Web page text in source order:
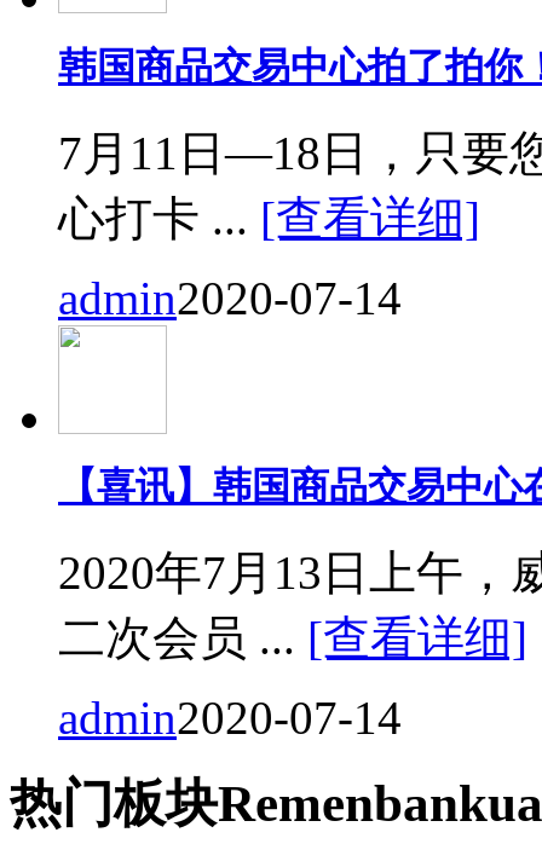
韩国商品交易中心拍了拍你
7月11日—18日，只要
心打卡 ... [查看详细]
admin2020-07-14
【喜讯】韩国商品交易中
2020年7月13日上午，
二次会员 ... [查看详细]
admin2020-07-14
热门板块Remen